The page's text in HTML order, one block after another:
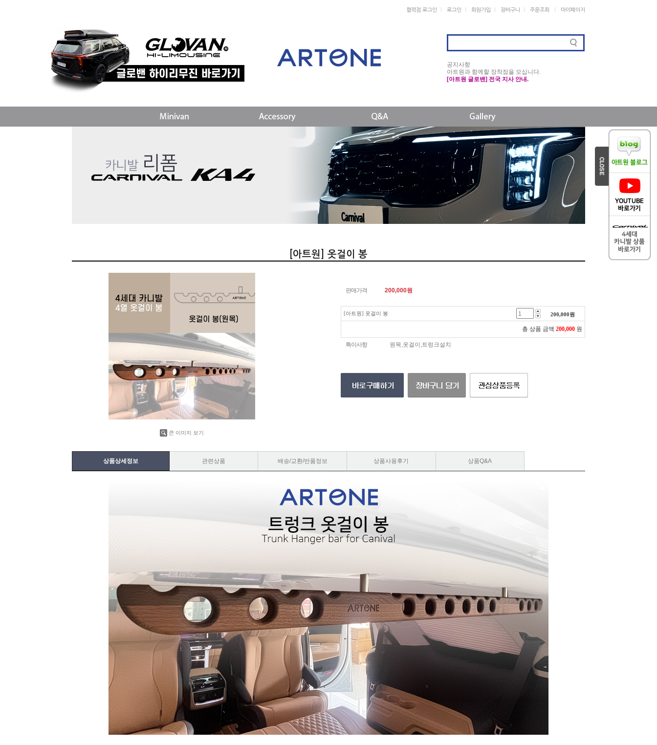
협력점 로그인 로그인 회원가입 장바구니 주문조회 마이페이지
공지사항
아트원과 함께할 장착점을 모십니다.
[아트원 글로밴] 전국 지사 안내.
큰 이미지 보기
[아트원] 옷걸이 봉
판매가격 200,000원
[아트원] 옷걸이 봉 200,000원
총 상품 금액 200,000 원
특이사항 원목,옷걸이,트렁크설치
상품상세정보 관련상품 배송/교환/반품정보 상품사용후기 상품Q&A